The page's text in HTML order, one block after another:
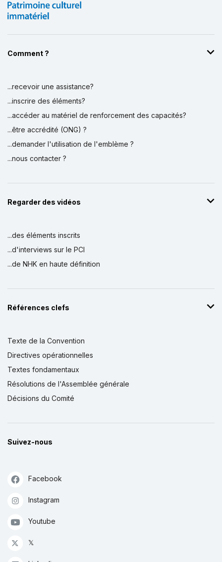
Comment ?
...recevoir une assistance?
...inscrire des éléments?
...accéder au matériel de renforcement des capacités?
...être accrédité (ONG) ?
...demander l'utilisation de l'emblème ?
...nous contacter ?
Regarder des vidéos
...des éléments inscrits
...d'interviews sur le PCI
...de NHK en haute définition
Références clefs
Texte de la Convention
Directives opérationnelles
Textes fondamentaux
Résolutions de l'Assemblée générale
Décisions du Comité
Suivez-nous
Facebook
Instagram
Youtube
𝕏